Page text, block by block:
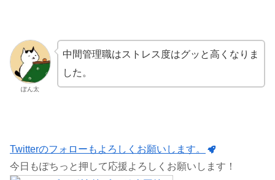
ぽん太
中間管理職はストレス度はグッと高くなりま
した。
Twitterのフォローもよろしくお願いします。
今日もぽちっと押して応援よろしくお願いします！